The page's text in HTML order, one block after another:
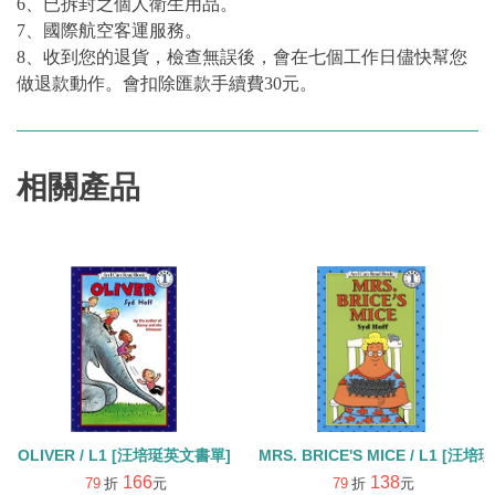
6、已拆封之個人衛生用品。
7、國際航空客運服務。
8、收到您的退貨，檢查無誤後，會在七個工作日儘快幫您
做退款動作。會扣除匯款手續費30元。
相關產品
OLIVER / L1 [汪培珽英文書單]
79 折 166元
MRS. BRICE'S MICE / L1 [汪培
79 折 138元